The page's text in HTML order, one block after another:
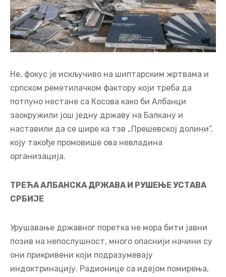
Не, фокус је искључиво на шиптарским жртвама и
српском реметилачком фактору који треба да
потпуно нестане са Косова како би Албанци
заокружили још једну државу на Балкану и
наставили да се шире ка тзв „Прешевској долини“,
коју такође промовише ова невладина
организација.
ТРЕЋА АЛБАНСКА ДРЖАВА И РУШЕЊЕ УСТАВА
СРБИЈЕ
Урушавање државног поретка не мора бити јавни
позив на непослушност, много опаснији начини су
они прикривени који подразумевају
индоктринацију. Радионице са идејом помирења,